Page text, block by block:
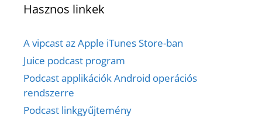
Hasznos linkek
A vipcast az Apple iTunes Store-ban
Juice podcast program
Podcast applikációk Android operációs
rendszerre
Podcast linkgyűjtemény